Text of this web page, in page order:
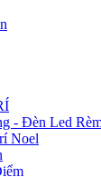
- Đèn Led
Noel